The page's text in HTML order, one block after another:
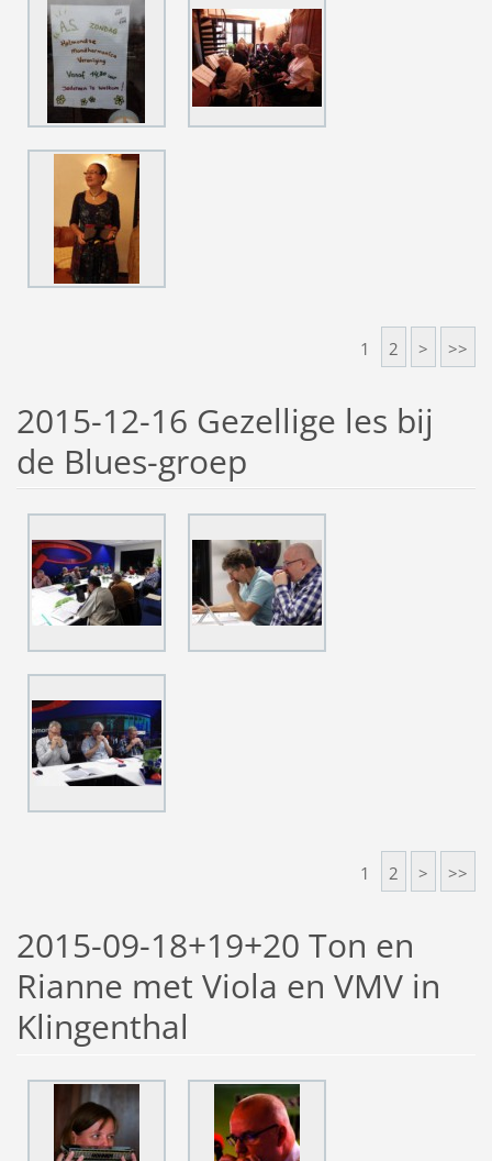
1 2 > >>
2015-12-16 Gezellige les bij
de Blues-groep
1 2 > >>
2015-09-18+19+20 Ton en
Rianne met Viola en VMV in
Klingenthal